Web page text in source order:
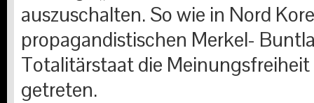
auszuschalten. So wie in Nord
propagandistischen Merkel-
Totalitärstaat die
getreten.